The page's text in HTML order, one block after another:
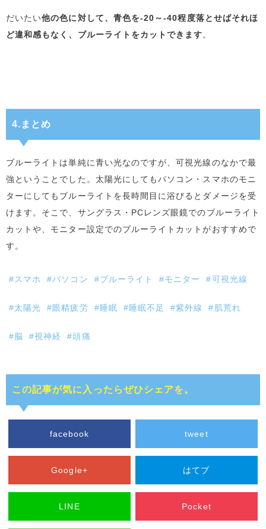
だいたい他の色に対して、青色を-20～-40程度落とせばそれほ
ど違和感もなく、ブルーライトをカットできます。
4.まとめ
ブルーライトは単純に青い光なのですが、可視光線のなかで最
強ということでした。太陽光にしてもパソコン・スマホのモニ
ターにしてもブルーライトを長時間目に浴びるとダメージを受
けます。そこで、サングラス・PCレンズ眼鏡でのブルーライト
カットや、モニター設定でのブルーライトカットがおすすめで
す。
#スマホ #パソコン #ブルーライト #モニター #可視光線
#太陽光 #眼精疲労 #睡眠 #睡眠不足 #紫外線 #肌荒れ
#脳 #視神経 #頭痛
この記事が気に入ったらぜひシェアを。
facebook tweet
Google+ はてブ
LINE Pocket